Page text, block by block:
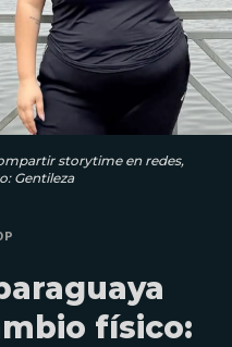
storytime en redes,
Gentileza
físico: